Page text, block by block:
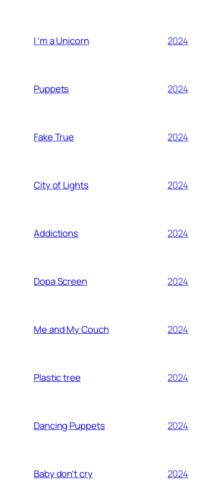
I ‘m a Unicorn 2024
Puppets 2024
Fake True 2024
City of Lights 2024
Addictions 2024
Dopa Screen 2024
Me and My Couch 2024
Plastic tree 2024
Dancing Puppets 2024
Baby don’t cry 2024